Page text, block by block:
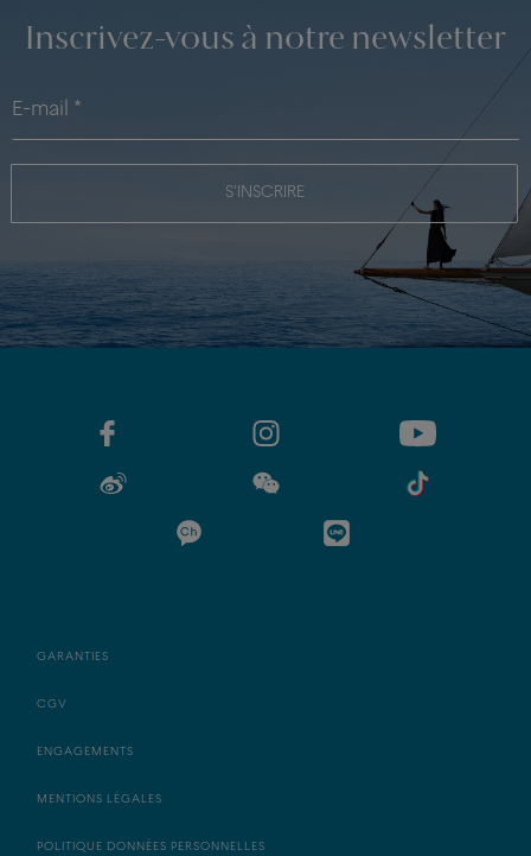
Inscrivez-vous à notre newsletter
S'INSCRIRE
GARANTIES
CGV
ENGAGEMENTS
MENTIONS LÉGALES
POLITIQUE DONNÉES PERSONNELLES